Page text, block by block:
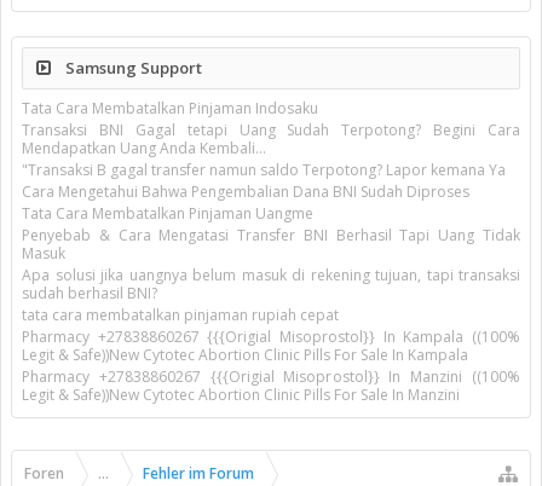
Samsung Support
Tata Cara Membatalkan Pinjaman Indosaku
Transaksi BNI Gagal tetapi Uang Sudah Terpotong? Begini Cara
Mendapatkan Uang Anda Kembali...
"Transaksi B gagal transfer namun saldo Terpotong? Lapor kemana Ya
Cara Mengetahui Bahwa Pengembalian Dana BNI Sudah Diproses
Tata Cara Membatalkan Pinjaman Uangme
Penyebab & Cara Mengatasi Transfer BNI Berhasil Tapi Uang Tidak
Masuk
Apa solusi jika uangnya belum masuk di rekening tujuan, tapi transaksi
sudah berhasil BNI?
tata cara membatalkan pinjaman rupiah cepat
Pharmacy +27838860267 {{{Origial Misoprostol}} In Kampala ((100%
Legit & Safe))New Cytotec Abortion Clinic Pills For Sale In Kampala
Pharmacy +27838860267 {{{Origial Misoprostol}} In Manzini ((100%
Legit & Safe))New Cytotec Abortion Clinic Pills For Sale In Manzini
Foren ... Fehler im Forum